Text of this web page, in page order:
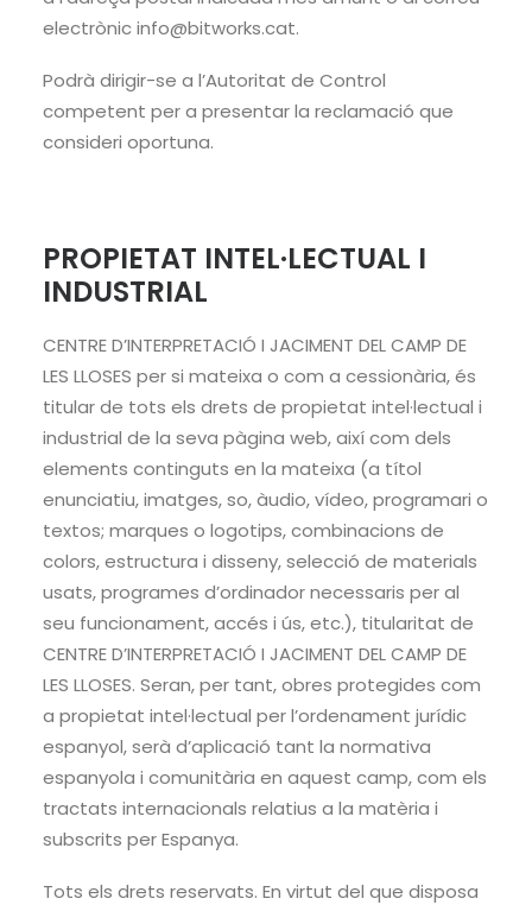
electrònic info@bitworks.cat.
Podrà dirigir-se a l’Autoritat de Control
competent per a presentar la reclamació que
consideri oportuna.
PROPIETAT INTEL·LECTUAL I
INDUSTRIAL
CENTRE D’INTERPRETACIÓ I JACIMENT DEL CAMP DE
LES LLOSES per si mateixa o com a cessionària, és
titular de tots els drets de propietat intel·lectual i
industrial de la seva pàgina web, així com dels
elements continguts en la mateixa (a títol
enunciatiu, imatges, so, àudio, vídeo, programari o
textos; marques o logotips, combinacions de
colors, estructura i disseny, selecció de materials
usats, programes d’ordinador necessaris per al
seu funcionament, accés i ús, etc.), titularitat de
CENTRE D’INTERPRETACIÓ I JACIMENT DEL CAMP DE
LES LLOSES. Seran, per tant, obres protegides com
a propietat intel·lectual per l’ordenament jurídic
espanyol, serà d’aplicació tant la normativa
espanyola i comunitària en aquest camp, com els
tractats internacionals relatius a la matèria i
subscrits per Espanya.
Tots els drets reservats. En virtut del que disposa